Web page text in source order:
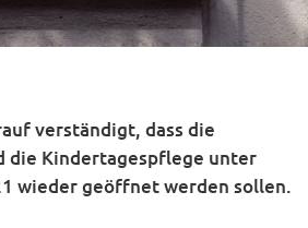
verständigt, dass die
die Kindertagespflege unter
wieder geöffnet werden sollen.